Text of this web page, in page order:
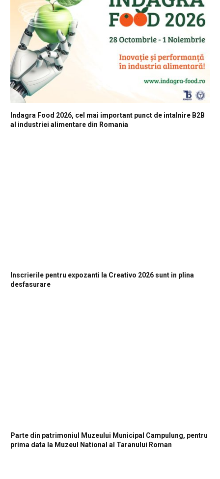
Indagra Food 2026, cel mai important punct de intalnire B2B
al industriei alimentare din Romania
Inscrierile pentru expozanti la Creativo 2026 sunt in plina
desfasurare
Parte din patrimoniul Muzeului Municipal Campulung, pentru
prima data la Muzeul National al Taranului Roman